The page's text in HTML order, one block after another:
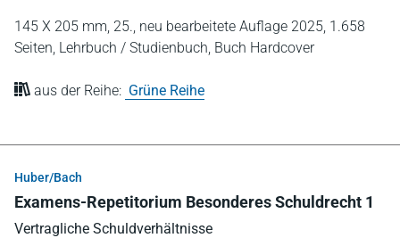
145 X 205 mm, 25., neu bearbeitete Auflage 2025, 1.658
Seiten, Lehrbuch / Studienbuch, Buch Hardcover
aus der Reihe: Grüne Reihe
Huber/Bach
Examens-Repetitorium Besonderes Schuldrecht 1
Vertragliche Schuldverhältnisse